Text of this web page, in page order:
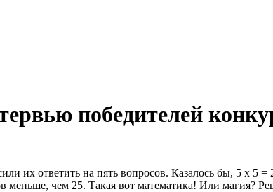
победителей
их ответить на пять вопросов. Казалось бы, 5 х 5 =
меньше, чем 25. Такая вот математика! Или магия?